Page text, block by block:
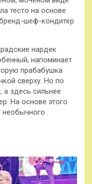
тесто на основе
шеф-кондитер
нардек
напоминает
прабабушка
сверху. Но по
а здесь сильнее
На основе этого
необычного